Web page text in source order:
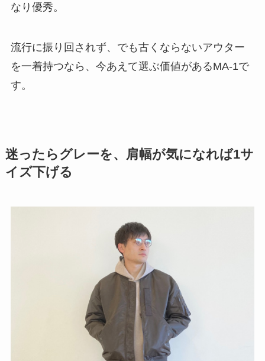
なり優秀。
流行に振り回されず、でも古くならないアウター
を一着持つなら、今あえて選ぶ価値があるMA-1で
す。
迷ったらグレーを、肩幅が気になれば1サ
イズ下げる